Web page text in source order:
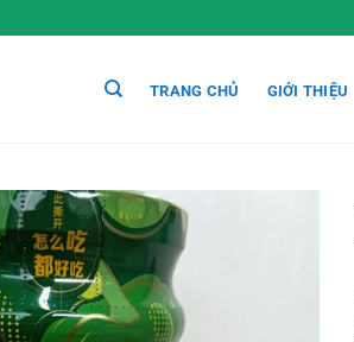
TRANG CHỦ GIỚI THIỆU